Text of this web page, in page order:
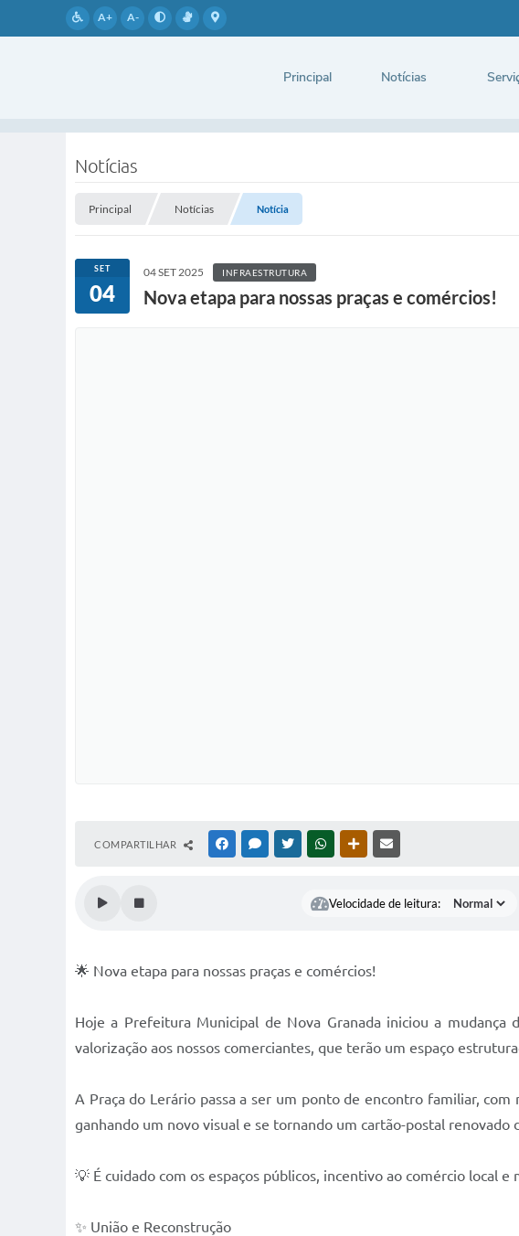
A+ A-
Principal Notícias
Notícias
Principal Notícias Notícia
SET
04
04 SET 2025 INFRAESTRUTURA
Nova etapa para nossas praças e comércios!
COMPARTILHAR FACEBOOKMESSENGER
TWITTERWHATSAPPOUTRAS MÍDIAS
Velocidade de leitura:
🌟 Nova etapa para nossas praças e comércios!
Hoje a Prefeitura Municipal de Nova Granada iniciou a mudança
valorização aos nossos comerciantes, que terão um espaço
A Praça do Lerário passa a ser um ponto de encontro familiar,
ganhando um novo visual e se tornando um cartão-postal renovado
💡 É cuidado com os espaços públicos, incentivo ao comércio local e
✨ União e Reconstrução